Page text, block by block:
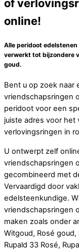
of
online!
Alle peridoot
verwerkt tot bijzondere
goud.
Bent u op zoek naar
vriendschapsringen
peridoot voor een
juiste adres voor het
verlovingsringen in
U ontwerpt zelf
vriendschapsringen
gecombineerd met
Vervaardigd door
edelsteenkundige.
vriendschapsringen
maken zoals onder
Witgoud, Rosé goud,
Rupald 33 Rosé,